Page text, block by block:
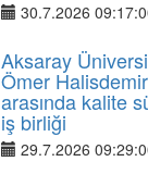
30.7.2026
Aksaray
Ömer
arasında kalite
iş birliği
29.7.2026